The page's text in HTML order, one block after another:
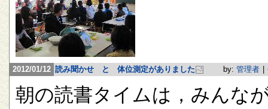
2012/01/12 読み聞かせ と 体位測定がありました by: 管理者
朝の読書タイムは，みんな